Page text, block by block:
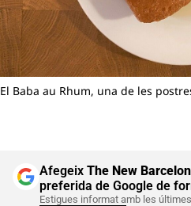
El Baba au Rhum, una de les
Afegeix The New
preferida de Google de
Estigues informat amb les